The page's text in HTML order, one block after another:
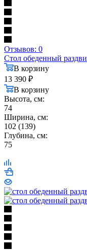
Отзывов: 0
Стол обеденный
В корзину
13 390 ₽
В корзину
Высота, см:
74
Ширина, см:
102 (139)
Глубина, см:
75